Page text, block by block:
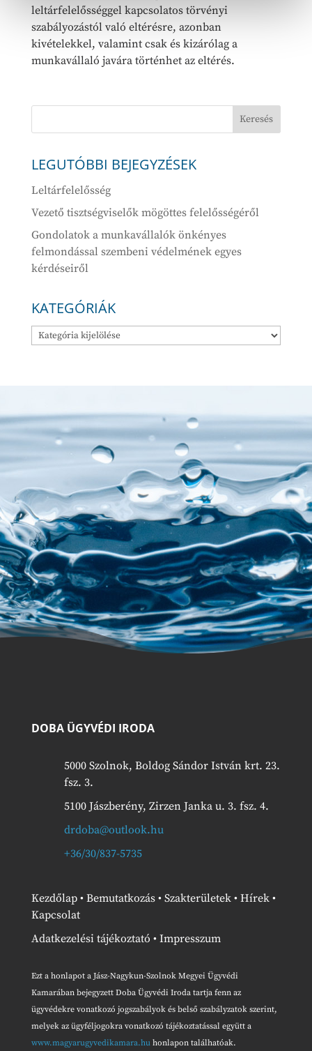
leltárfelelősséggel kapcsolatos törvényi
szabályozástól való eltérésre, azonban
kivételekkel, valamint csak és kizárólag a
munkavállaló javára történhet az eltérés.
LEGUTÓBBI BEJEGYZÉSEK
Leltárfelelősség
Vezető tisztségviselők mögöttes felelősségéről
Gondolatok a munkavállalók önkényes
felmondással szembeni védelmének egyes
kérdéseiről
KATEGÓRIÁK
Kategóriák
JOGI SEGÍTSÉGRE VAN SZÜKSÉGE?
VEGYE FEL VELÜNK A
KAPCSOLATOT!
DOBA ÜGYVÉDI IRODA
5000 Szolnok, Boldog Sándor István krt. 23.
fsz. 3.
5100 Jászberény, Zirzen Janka u. 3. fsz. 4.
drdoba@outlook.hu
+36/30/837-5735
Kezdőlap• Bemutatkozás• Szakterületek• Hírek•
Kapcsolat
Adatkezelési tájékoztató • Impresszum
Ezt a honlapot a Jász-Nagykun-Szolnok Megyei Ügyvédi
Kamarában bejegyzett Doba Ügyvédi Iroda tartja fenn az
ügyvédekre vonatkozó jogszabályok és belső szabályzatok szerint,
melyek az ügyféljogokra vonatkozó tájékoztatással együtt a
www.magyarugyvedikamara.huhonlapon találhatóak.